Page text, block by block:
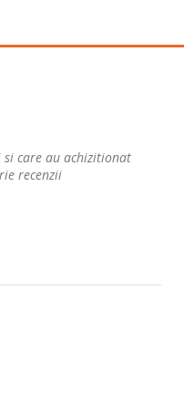
care au achizitionat
recenzii